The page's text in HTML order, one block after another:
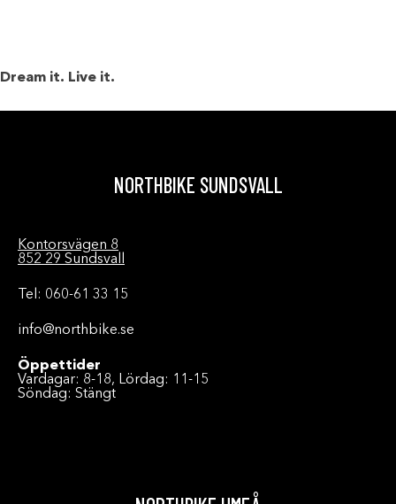
Dream it. Live it.
NORTHBIKE SUNDSVALL
Kontorsvägen 8
852 29 Sundsvall
Tel: 060-61 33 15
info@northbike.se
Öppettider
Vardagar: 8-18, Lördag: 11-15
Söndag: Stängt